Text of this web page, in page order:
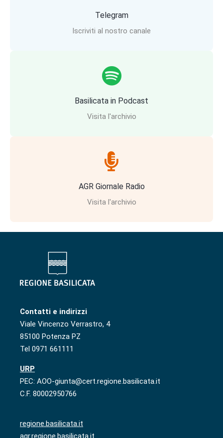
Telegram
Iscriviti al nostro canale
Basilicata in Podcast
Visita l'archivio
AGR Giornale Radio
Visita l'archivio
Contatti e indirizzi
Viale Vincenzo Verrastro, 4
85100 Potenza PZ
Tel 0971 661111
URP
PEC: AOO-giunta@cert.regione.basilicata.it
C.F. 80002950766
regione.basilicata.it
agr.regione.basilicata.it